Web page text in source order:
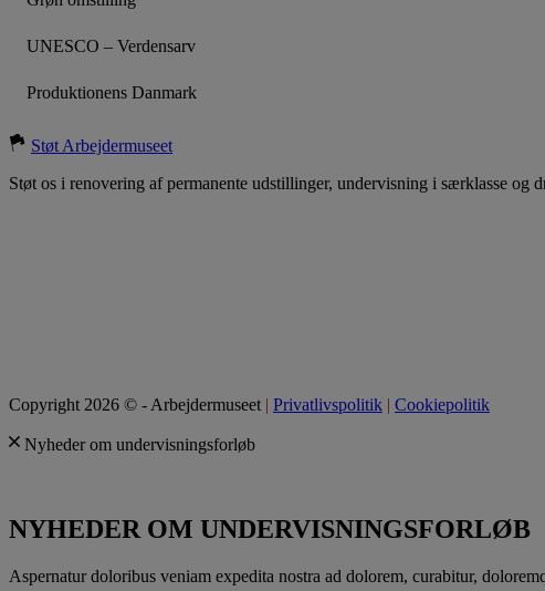
UNESCO – Verdensarv
Produktionens Danmark
Støt Arbejdermuseet
Støt os i renovering af permanente udstillinger, undervisning i særklasse og
Copyright 2026 © - Arbejdermuseet | Privatlivspolitik | Cookiepolitik
Nyheder om undervisningsforløb
NYHEDER OM UNDERVISNINGSFORLØB
Aspernatur doloribus veniam expedita nostra ad dolorem, curabitur,